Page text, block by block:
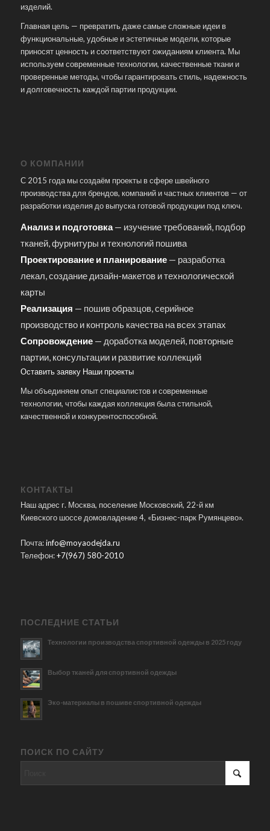
изделий.
Главная цель — превратить даже самые сложные идеи в
функциональные, удобные и эстетичные модели, которые
приносят ценность и соответствуют ожиданиям клиента. Мы
используем современные технологии, качественные ткани и
проверенные методы, чтобы гарантировать стиль, надежность
и долговечность каждой партии продукции.
О КОМПАНИИ
С 2015 года мы создаём проекты в сфере швейного
производства для брендов, компаний и частных клиентов — от
разработки изделия до выпуска готовой продукции под ключ.
Анализ и подготовка— изучение требований, подбор
тканей, фурнитуры и технологий пошива
Проектирование и планирование— разработка
лекал, создание дизайн-макетов и технологической
карты
Реализация — пошив образцов, серийное
производство и контроль качества на всех этапах
Сопровождение— доработка моделей, повторные
партии, консультации и развитие коллекций
Оставить заявку Наши проекты
Мы объединяем опыт специалистов и современные
технологии, чтобы каждая коллекция была стильной,
качественной и конкурентоспособной.
КОНТАКТЫ
Наш адрес г. Москва, поселение Московский, 22-й км
Киевского шоссе домовладение 4, «Бизнес-парк Румянцево».
Почта:info@moyaodejda.ru
Телефон:+7(967) 580-2010
ПОСЛЕДНИЕ СТАТЬИ
Технологии производства спортивной одежды в 2025 году
Выбор тканей для спортивной одежды
Эко-материалы в пошиве спортивной одежды
ПОИСК ПО САЙТУ